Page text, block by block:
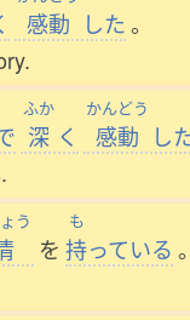
感動 した。
ふか
深 く
かんどう
感動 し
う
を
も
持っている 。